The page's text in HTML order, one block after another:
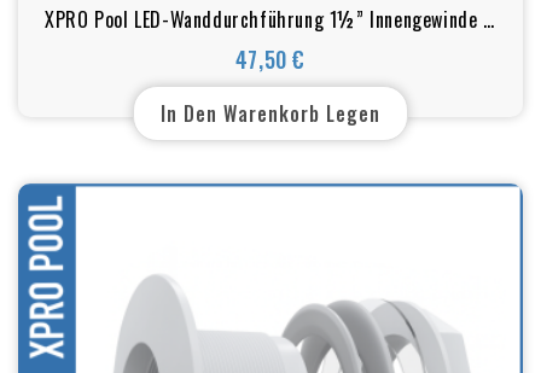
XPRO Pool LED-Wanddurchführung 1½” Innengewinde –
Für Poolbeleuchtung (50–63 mm)
47,50 €
Preis
In Den Warenkorb Legen